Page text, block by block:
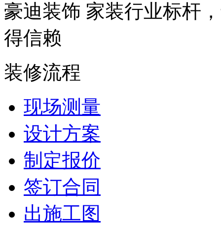
豪迪装饰 家装行业标杆
得信赖
装修流程
现场测量
设计方案
制定报价
签订合同
出施工图